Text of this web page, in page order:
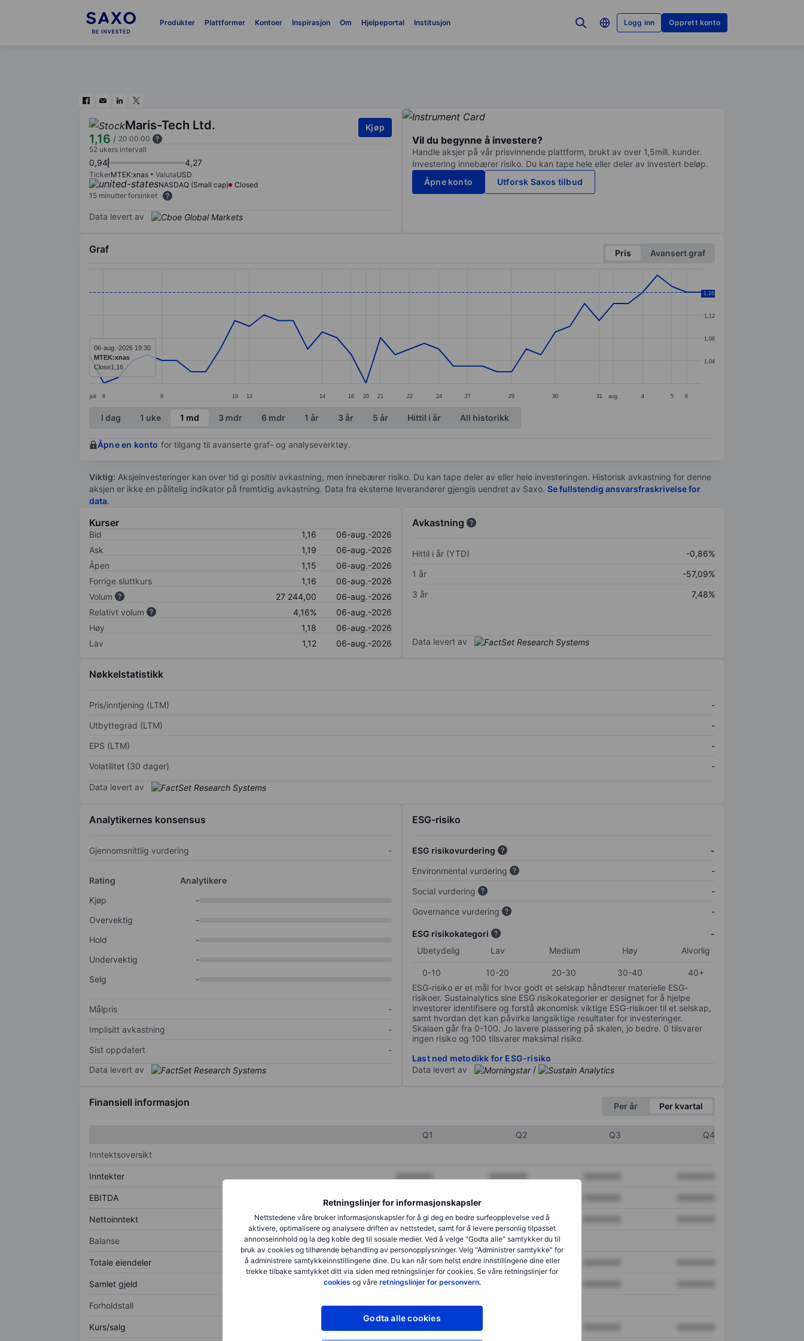
Produkter Plattformer Kontoer Inspirasjon Om Hjelpeportal Institusjon Logg inn Opprett konto
Retningslinjer for informasjonskapsler
Nettstedene våre bruker informasjonskapsler for å gi deg en bedre surfeopplevelse ved å
aktivere, optimalisere og analysere driften av nettstedet, samt for å levere personlig tilpasset
annonseinnhold og la deg koble deg til sosiale medier. Ved å velge "Godta alle" samtykker du til
bruk av cookies og tilhørende behandling av personopplysninger. Velg "Administrer samtykke" for
å administrere samtykkeinnstillingene dine. Du kan når som helst endre innstillingene dine eller
trekke tilbake samtykket ditt via siden med retningslinjer for cookies. Se våre retningslinjer for
cookies og våre retningslinjer for personvern.
Godta alle cookies
Maris-Tech Ltd.
1,16 / 20:00:00
Kjøp
52 ukers intervall
0,94 4,27
TickerMTEK:xnas ValutaUSD
NASDAQ (Small cap)
Closed
15 minutter forsinket
Data levert av
Vil du begynne å investere?
Handle aksjer på vår prisvinnende plattform, brukt av over 1,5mill. kunder.
Investering innebærer risiko. Du kan tape hele eller deler av investert beløp.
Åpne konto
Utforsk Saxos tilbud
Graf Pris
Avansert graf
The chart has 1 X axis displaying categories.
The chart has 1 Y axis displaying values. Data ranges from 1 to 1.19.
juli 8 9 10 13 14 16 20 21 22 24 27 29 30 31 aug. 4 5 6
1,04
1,08
1,12
1,16
1,16
06-aug.-2026 19:30
MTEK:xnas
Close1,16
End of interactive chart.
I dag 1 uke 1 md 3 mdr 6 mdr 1 år 3 år 5 år Hittil i år All historikk
Åpne en konto for tilgang til avanserte graf- og analyseverktøy.
Viktig: Aksjeinvesteringer kan over tid gi positiv avkastning, men innebærer risiko. Du kan tape deler av eller hele investeringen. Historisk avkastning for denne
aksjen er ikke en pålitelig indikator på fremtidig avkastning. Data fra eksterne leverandører gjengis uendret av Saxo. Se fullstendig ansvarsfraskrivelse for
data.
Kurser
Bid 1,16
06-aug.-2026
Ask
1,19
06-aug.-2026
Åpen
1,15
06-aug.-2026
Forrige sluttkurs
1,16
06-aug.-2026
Volum
27 244,00
06-aug.-2026
Relativt volum
4,16%
06-aug.-2026
Høy
1,18
06-aug.-2026
Lav
1,12 06-aug.-2026
Avkastning
Hittil i år (YTD)
-0,86%
1 år
-57,09%
3 år
7,48%
Data levert av
Nøkkelstatistikk
Pris/inntjening (LTM)
-
Utbyttegrad (LTM)
-
EPS (LTM)
-
Volatilitet (30 dager)
-
Data levert av
Analytikernes konsensus
Gjennomsnittlig vurdering -
Rating
Analytikere
Kjøp
-
Overvektig
-
Hold
-
Undervektig
-
Selg
-
Målpris
-
Implisitt avkastning
-
Sist oppdatert
-
Data levert av
ESG-risiko
ESG risikovurdering
-
Environmental vurdering
-
Social vurdering
-
Governance vurdering
-
ESG risikokategori
-
Ubetydelig
Lav Medium Høy Alvorlig
0-10 10-20 20-30 30-40
40+
ESG-risiko er et mål for hvor godt et selskap håndterer materielle ESG-
risikoer. Sustainalytics sine ESG risikokategorier er designet for å hjelpe
investorer identifisere og forstå økonomisk viktige ESG-risikoer til et selskap,
samt hvordan det kan påvirke langsiktige resultater for investeringer.
Skalaen går fra 0-100. Jo lavere plassering på skalen, jo bedre. 0 tilsvarer
ingen risiko og 100 tilsvarer maksimal risiko.
Last ned metodikk for ESG-risiko
Data levert av
/
Finansiell informasjon Per år Per kvartal
Q1 Q2 Q3
Q4
Inntektsoversikt
Inntekter
EBITDA XXXXXXX
Nettoinntekt XXXXXXX XXXXXXX
Balanse
Totale eiendeler XXXXXXX XXXXXXX
Samlet gjeld XXXXXXX
Forholdstall
Kurs/salg